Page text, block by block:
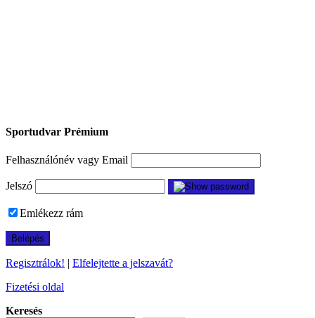
Sportudvar Prémium
Felhasználónév vagy Email
Jelszó
Emlékezz rám
Regisztrálok! | Elfelejtette a jelszavát?
Fizetési oldal
Keresés